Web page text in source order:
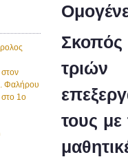
Φαλήρου
1ο
τριών
τους